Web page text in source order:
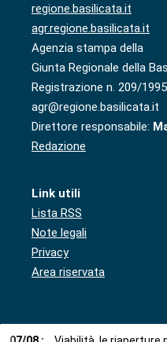
regione.basilicata.it
agr.regione.basilicata.it
Agenzia stampa della
Giunta Regionale della
Registrazione n. 209/
agr@regione.basilicata.it
Direttore responsabile:
Redazione
Link utili
Lista RSS
Note legali
Privacy
Area riservata